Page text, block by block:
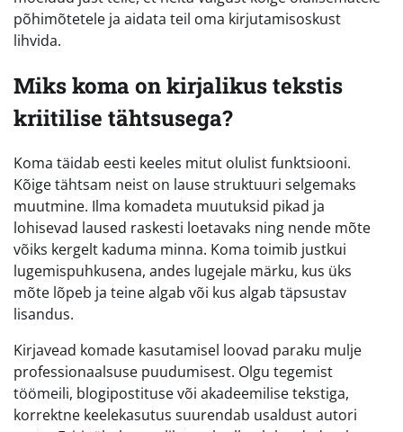
põhimõtetele ja aidata teil oma kirjutamisoskust
lihvida.
Miks koma on kirjalikus tekstis
kriitilise tähtsusega?
Koma täidab eesti keeles mitut olulist funktsiooni.
Kõige tähtsam neist on lause struktuuri selgemaks
muutmine. Ilma komadeta muutuksid pikad ja
lohisevad laused raskesti loetavaks ning nende mõte
võiks kergelt kaduma minna. Koma toimib justkui
lugemispuhkusena, andes lugejale märku, kus üks
mõte lõpeb ja teine algab või kus algab täpsustav
lisandus.
Kirjavead komade kasutamisel loovad paraku mulje
professionaalsuse puudumisest. Olgu tegemist
töömeili, blogipostituse või akadeemilise tekstiga,
korrektne keelekasutus suurendab usaldust autori